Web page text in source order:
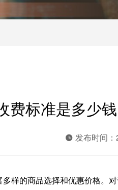
标准是多少钱
发布时间
样的商品选择和优惠价格。